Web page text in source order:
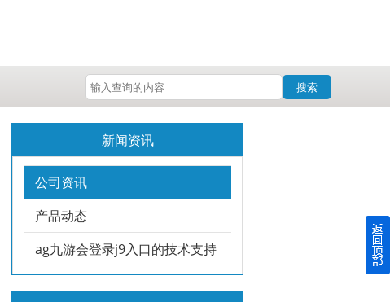
搜索
新闻资讯
公司资讯
产品动态
ag九游会登录j9入口的技术支持